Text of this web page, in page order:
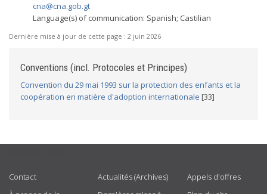
cna@cna.gob.gt
Language(s) of communication: Spanish; Castilian
Dernière mise à jour de cette page : 2 juin 2026
Conventions (incl. Protocoles et Principes)
Convention du 29 mai 1993 sur la protection des enfants et la
coopération en matière d'adoption internationale [33]
Contact
Actualités (Archives)
Appels d'offres